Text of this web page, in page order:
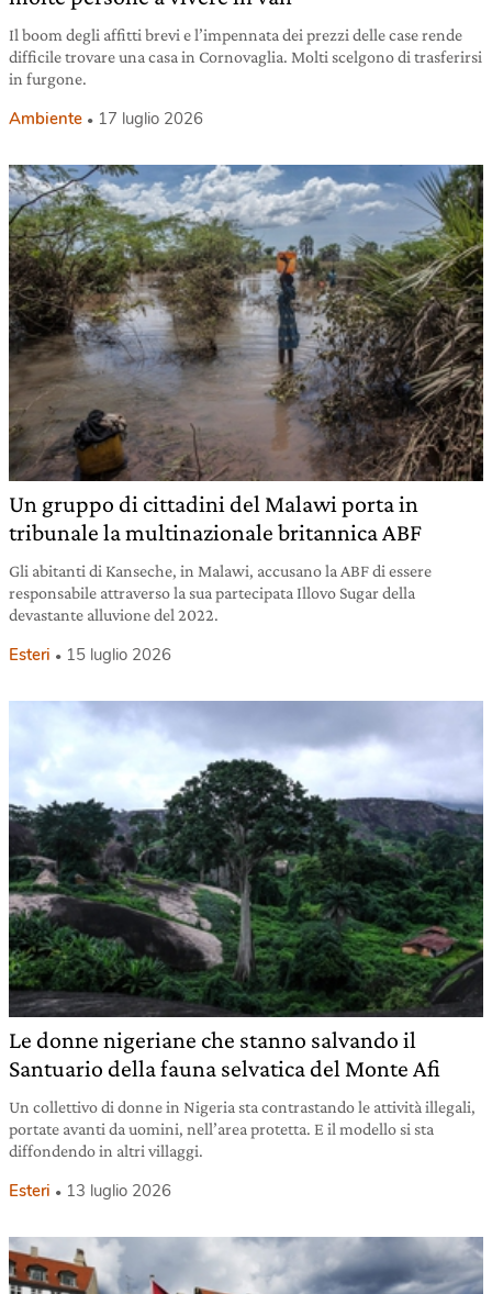
Il boom degli affitti brevi e l’impennata dei prezzi delle case rende
difficile trovare una casa in Cornovaglia. Molti scelgono di trasferirsi
in furgone.
Ambiente 17 luglio 2026
Un gruppo di cittadini del Malawi porta in
tribunale la multinazionale britannica ABF
Gli abitanti di Kanseche, in Malawi, accusano la ABF di essere
responsabile attraverso la sua partecipata Illovo Sugar della
devastante alluvione del 2022.
Esteri 15 luglio 2026
Le donne nigeriane che stanno salvando il
Santuario della fauna selvatica del Monte Afi
Un collettivo di donne in Nigeria sta contrastando le attività illegali,
portate avanti da uomini, nell’area protetta. E il modello si sta
diffondendo in altri villaggi.
Esteri 13 luglio 2026